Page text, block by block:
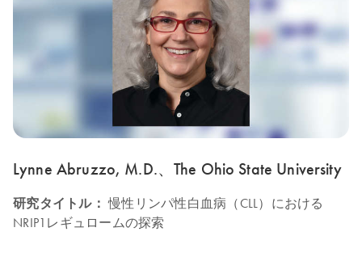
Lynne Abruzzo, M.D.、The Ohio State University
研究タイトル： 慢性リンパ性白血病（CLL）における
NRIP1レギュロームの探索